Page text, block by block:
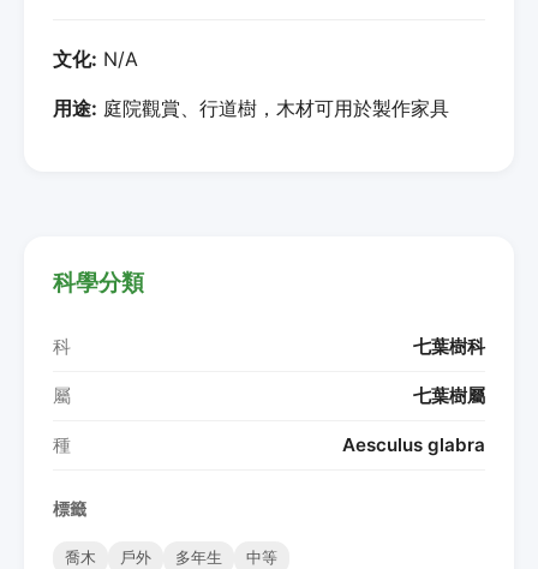
文化: N/A
用途: 庭院觀賞、行道樹，木材可用於製作家具
科學分類
科 七葉樹科
屬 七葉樹屬
種 Aesculus glabra
標籤
喬木 戶外 多年生 中等